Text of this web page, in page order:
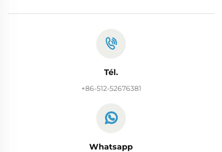
Tél.
+86-512-52676381
Whatsapp